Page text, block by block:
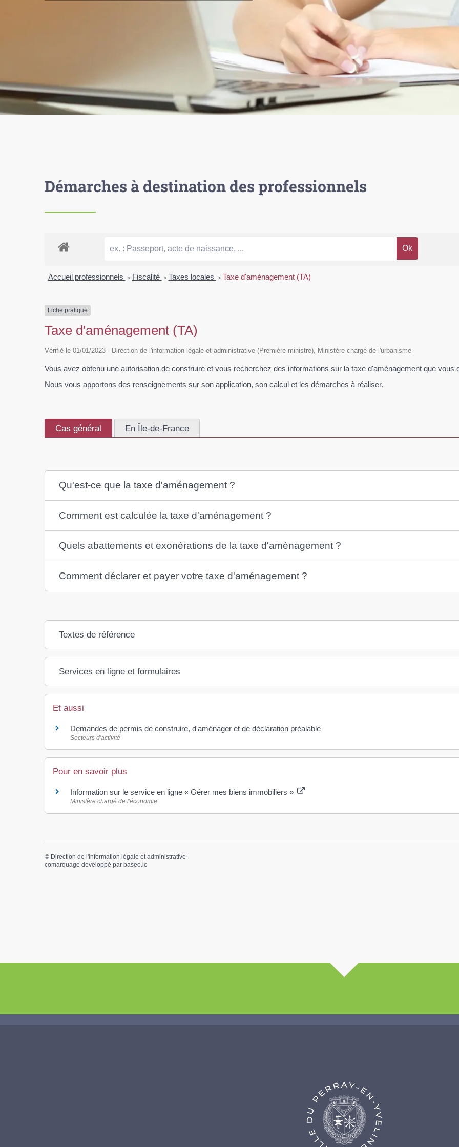
Démarches à destination des professionnels
Accueil professionnels > Fiscalité > Taxes locales > Taxe d'aménagement (TA)
Fiche pratique
Taxe d'aménagement (TA)
Vérifié le 01/01/2023 - Direction de l'information légale et administrative (Première ministre), Ministère chargé de l'urbanisme
Vous avez obtenu une autorisation de construire et vous recherchez des informations sur la taxe d'aménagement que vous
Nous vous apportons des renseignements sur son application, son calcul et les démarches à réaliser.
Cas général En Île-de-France
Qu'est-ce que la taxe d'aménagement ?
Comment est calculée la taxe d'aménagement ?
Quels abattements et exonérations de la taxe d'aménagement ?
Comment déclarer et payer votre taxe d'aménagement ?
Textes de référence
Services en ligne et formulaires
Et aussi
Demandes de permis de construire, d'aménager et de déclaration préalable
Secteurs d'activité
Pour en savoir plus
Information sur le service en ligne « Gérer mes biens immobiliers »
Ministère chargé de l'économie
© Direction de l'information légale et administrative
comarquage developpé par baseo.io